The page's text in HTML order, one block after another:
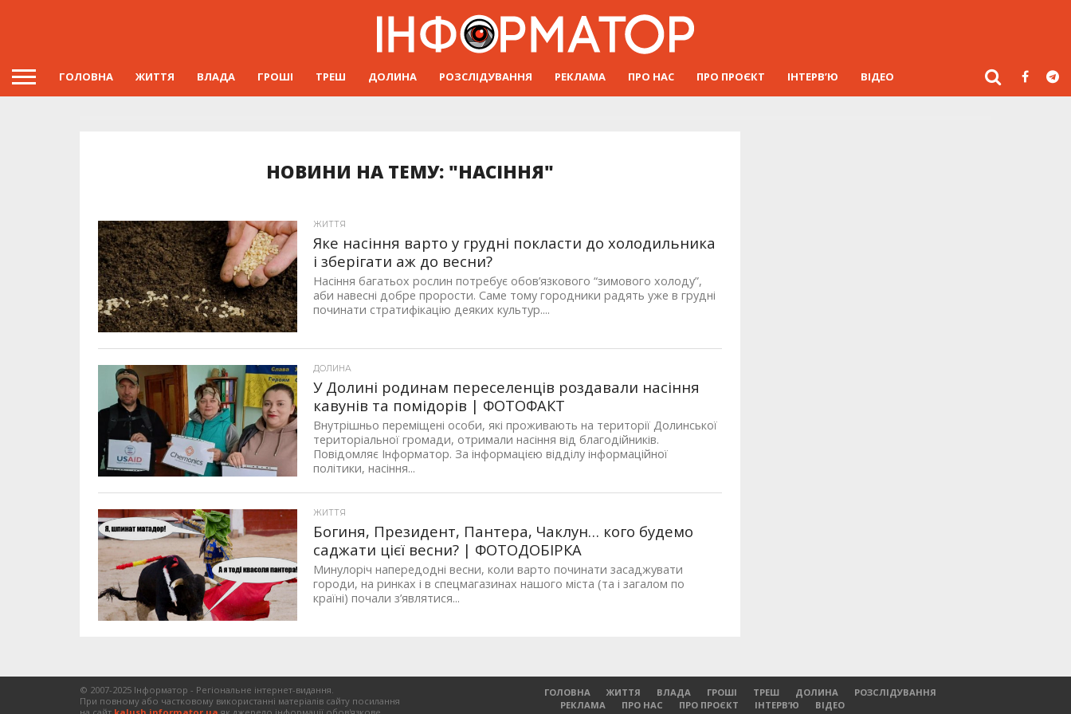
ГОЛОВНА ЖИТТЯ ВЛАДА ГРОШІ ТРЕШ ДОЛИНА РОЗСЛІДУВАННЯ РЕКЛАМА ПРО НАС ПРО ПРОЄКТ ІНТЕРВ’Ю ВІДЕО
НОВИНИ НА ТЕМУ: "НАСІННЯ"
ЖИТТЯ
Яке насіння варто у грудні покласти до холодильника
і зберігати аж до весни?
Насіння багатьох рослин потребує обов’язкового “зимового холоду”,
аби навесні добре прорости. Саме тому городники радять уже в грудні
починати стратифікацію деяких культур....
ДОЛИНА
У Долині родинам переселенців роздавали насіння
кавунів та помідорів | ФОТОФАКТ
Внутрішньо переміщені особи, які проживають на території Долинської
територіальної громади, отримали насіння від благодійників.
Повідомляє Інформатор. За інформацією відділу інформаційної
політики, насіння...
ЖИТТЯ
Богиня, Президент, Пантера, Чаклун… кого будемо
саджати цієї весни? | ФОТОДОБІРКА
Минулоріч напередодні весни, коли варто починати засаджувати
городи, на ринках і в спецмагазинах нашого міста (та і загалом по
країні) почали з’являтися...
ГОЛОВНА ЖИТТЯ ВЛАДА ГРОШІ ТРЕШ ДОЛИНА
РОЗСЛІДУВАННЯ
РЕКЛАМА
ПРО НАС ПРО ПРОЄКТ ІНТЕРВ’Ю ВІДЕО
© 2007-2025 Інформатор - Регіональне інтернет-видання.
При повному або частковому використанні матеріалів сайту посилання